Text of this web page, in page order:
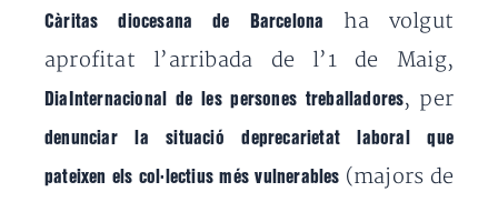
Càritas diocesana de Barcelona
ha volgut
aprofitat l’arribada de l’1 de Maig,
DiaInternacional de les persones treballadores, per
denunciar la situació deprecarietat laboral que
pateixen els col·lectius més vulnerables (majors de